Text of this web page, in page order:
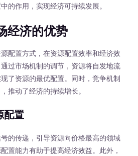
的作用，实现经济可持续发展。
经济的优势
置方式，在资源配置效率和经济效
过市场机制的调节，资源将自发地流
了资源的最优配置。同时，竞争机制
推动了经济的持续增长。
置
传递，引导资源向价格最高的领域
置能力有助于提高经济效益。此外，